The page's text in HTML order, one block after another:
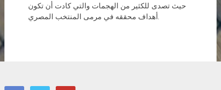
حيث تصدى للكثير من الهجمات والتي كادت أن تكون
أهداف محققه في مرمى المنتخب المصري.